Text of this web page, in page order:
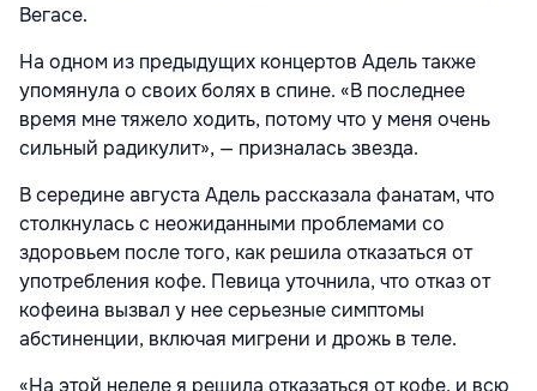
Вегасе.
На одном из предыдущих концертов Адель также
упомянула о своих болях в спине. «В последнее
время мне тяжело ходить, потому что у меня очень
сильный радикулит», — призналась звезда.
В середине августа Адель рассказала фанатам, что
столкнулась с неожиданными проблемами со
здоровьем после того, как решила отказаться от
употребления кофе. Певица уточнила, что отказ от
кофеина вызвал у нее серьезные симптомы
абстиненции, включая мигрени и дрожь в теле.
«На этой неделе я решила отказаться от кофе, и всю